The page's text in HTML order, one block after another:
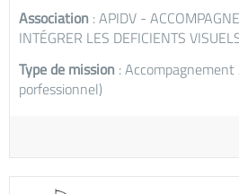
Association : APIDV -
INTÉGRER LES DEFICIENTS
Type de mission :
porfessionnel)